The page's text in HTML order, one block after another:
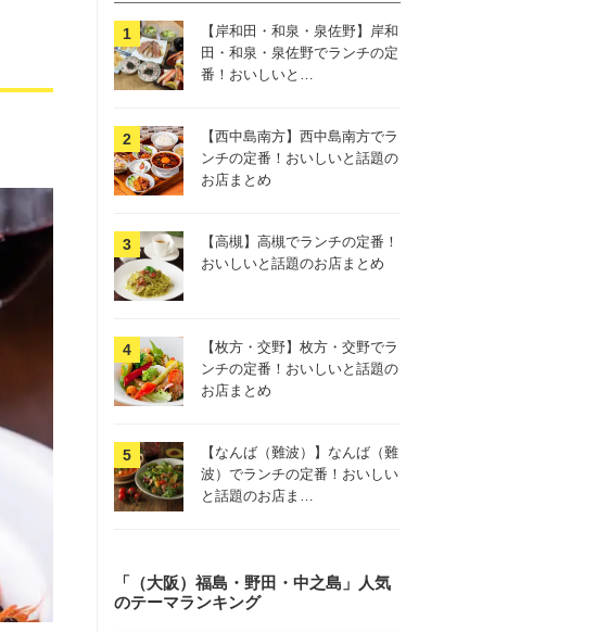
【岸和田・和泉・泉佐野】岸和
田・和泉・泉佐野でランチの定
番！おいしいと…
【西中島南方】西中島南方でラ
ンチの定番！おいしいと話題の
お店まとめ
【高槻】高槻でランチの定番！
おいしいと話題のお店まとめ
【枚方・交野】枚方・交野でラ
ンチの定番！おいしいと話題の
お店まとめ
【なんば（難波）】なんば（難
波）でランチの定番！おいしい
と話題のお店ま…
「（大阪）福島・野田・中之島」人気
のテーマランキング